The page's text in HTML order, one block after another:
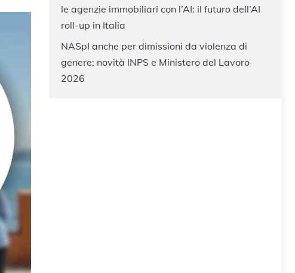
le agenzie immobiliari con l’AI: il futuro dell’AI
roll-up in Italia
NASpI anche per dimissioni da violenza di
genere: novità INPS e Ministero del Lavoro
2026